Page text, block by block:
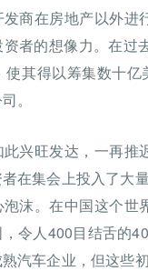
商在房地产以外
者的想像力。在过
使其得以筹集数十
。
兴旺发达，一再
在集会上投入了大
沫。在中国这个
令人400目结舌的
汽车企业，但这些